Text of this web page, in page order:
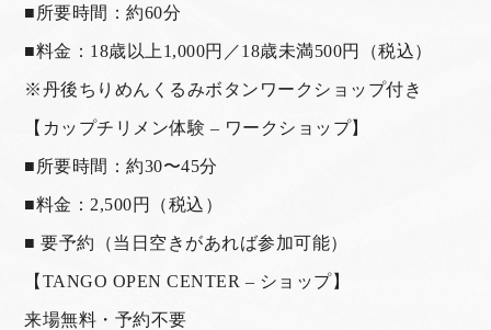
■所要時間：約60分
■料金：18歳以上1,000円／18歳未満500円（税込）
※丹後ちりめんくるみボタンワークショップ付き
【カップチリメン体験 – ワークショップ】
■所要時間：約30〜45分
■料金：2,500円（税込）
■ 要予約（当日空きがあれば参加可能）
【TANGO OPEN CENTER – ショップ】
来場無料・予約不要